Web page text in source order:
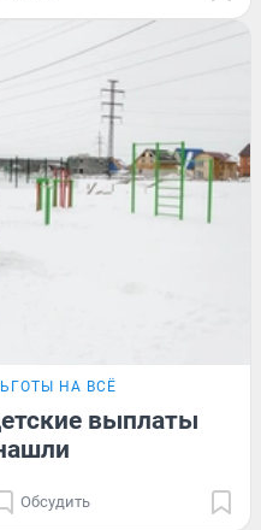
НА ВСЁ
выплаты
Обсудить